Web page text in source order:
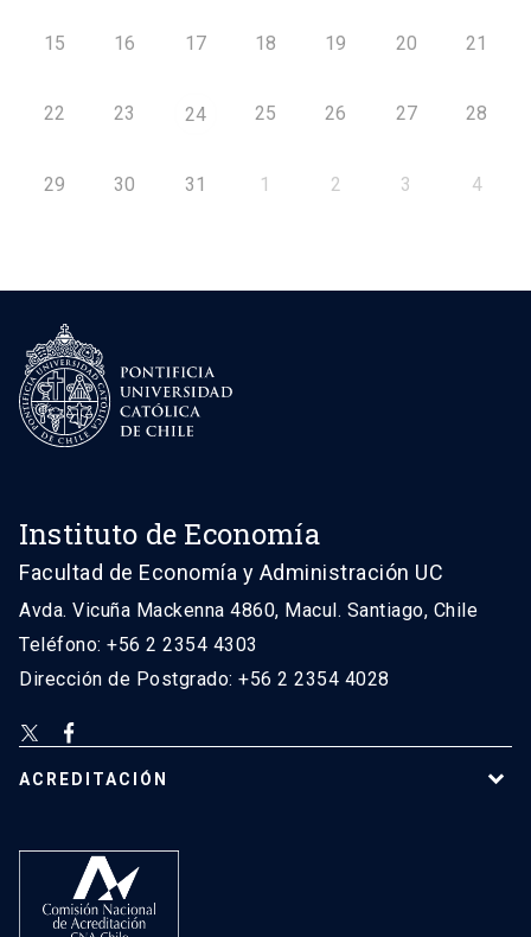
15 16 17 18 19 20 21
22 23 24 25 26 27 28
29 30 31 1 2 3 4
Instituto de Economía
Facultad de Economía y Administración UC
Avda. Vicuña Mackenna 4860, Macul. Santiago, Chile
Teléfono: +56 2 2354 4303
Dirección de Postgrado: +56 2 2354 4028
ACREDITACIÓN